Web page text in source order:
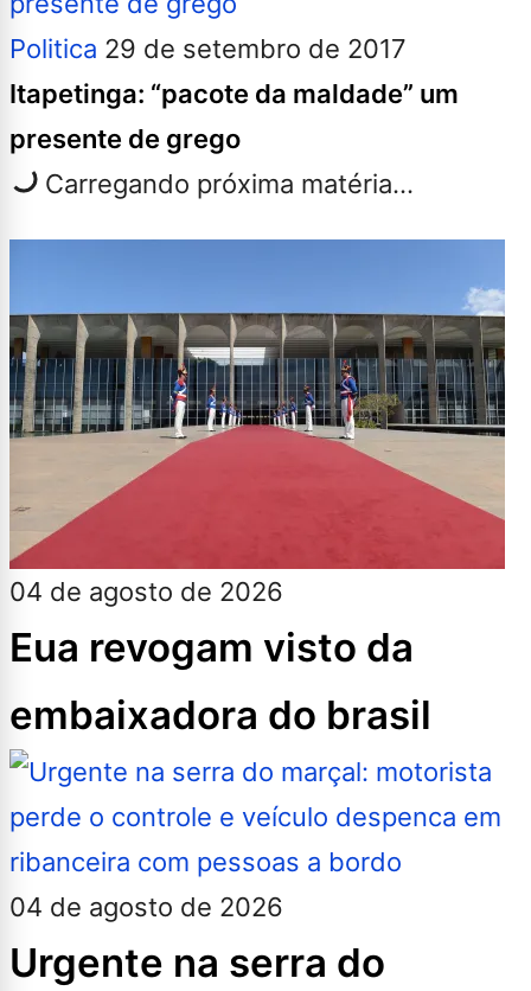
04 de agosto de 2026
Eua revogam visto da
embaixadora do brasil
04 de agosto de 2026
Urgente na serra do
Politica 29 de setembro de 2017
Itapetinga: “pacote da maldade” um
presente de grego
Carregando próxima matéria...